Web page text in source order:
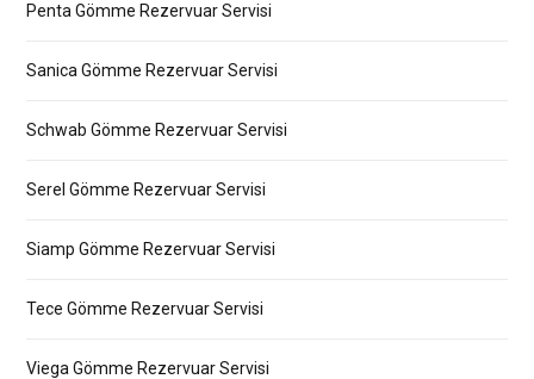
Penta Gömme Rezervuar Servisi
Sanica Gömme Rezervuar Servisi
Schwab Gömme Rezervuar Servisi
Serel Gömme Rezervuar Servisi
Siamp Gömme Rezervuar Servisi
Tece Gömme Rezervuar Servisi
Viega Gömme Rezervuar Servisi